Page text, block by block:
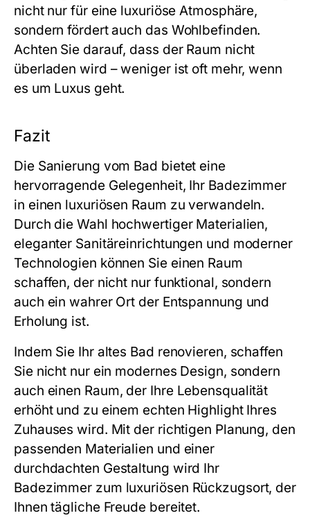
nicht nur für eine luxuriöse Atmosphäre,
sondern fördert auch das Wohlbefinden.
Achten Sie darauf, dass der Raum nicht
überladen wird – weniger ist oft mehr, wenn
es um Luxus geht.
Fazit
Die Sanierung vom Bad bietet eine
hervorragende Gelegenheit, Ihr Badezimmer
in einen luxuriösen Raum zu verwandeln.
Durch die Wahl hochwertiger Materialien,
eleganter Sanitäreinrichtungen und moderner
Technologien können Sie einen Raum
schaffen, der nicht nur funktional, sondern
auch ein wahrer Ort der Entspannung und
Erholung ist.
Indem Sie Ihr altes Bad renovieren, schaffen
Sie nicht nur ein modernes Design, sondern
auch einen Raum, der Ihre Lebensqualität
erhöht und zu einem echten Highlight Ihres
Zuhauses wird. Mit der richtigen Planung, den
passenden Materialien und einer
durchdachten Gestaltung wird Ihr
Badezimmer zum luxuriösen Rückzugsort, der
Ihnen tägliche Freude bereitet.